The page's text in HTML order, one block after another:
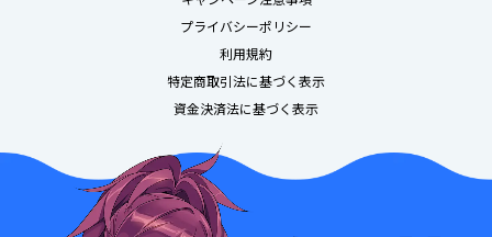
プライバシーポリシー
利用規約
特定商取引法に基づく表示
資金決済法に基づく表示